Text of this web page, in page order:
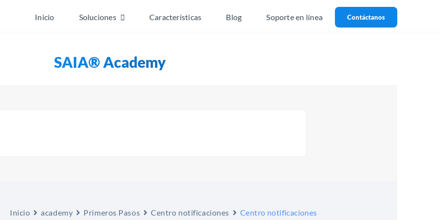
Inicio Soluciones Características Blog Soporte en línea Contáctanos
SAIA® Academy
Inicio academy Primeros Pasos Centro notificaciones Centro notificaciones